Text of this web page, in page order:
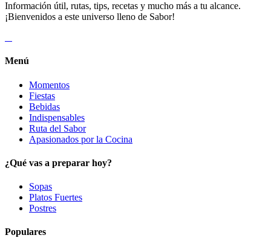
Información útil, rutas, tips, recetas y mucho más a tu alcance.
¡Bienvenidos a este universo lleno de Sabor!
Menú
Momentos
Fiestas
Bebidas
Indispensables
Ruta del Sabor
Apasionados por la Cocina
¿Qué vas a preparar hoy?
Sopas
Platos Fuertes
Postres
Populares